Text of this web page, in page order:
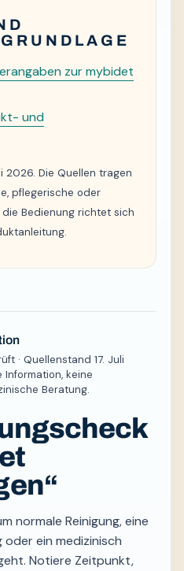
zur mybidet
und
2026. Die Quellen tragen
pflegerische oder
Bedienung richtet sich
· Quellenstand 17. Juli
Information, keine
Beratung.
normale Reinigung, eine
ein medizinisch
Notiere Zeitpunkt,